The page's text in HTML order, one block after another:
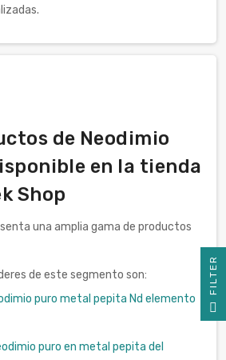
de Neodimio
en la tienda
Shop
una amplia gama de productos
de este segmento son:
puro metal pepita Nd elemento
puro en metal pepita del
R